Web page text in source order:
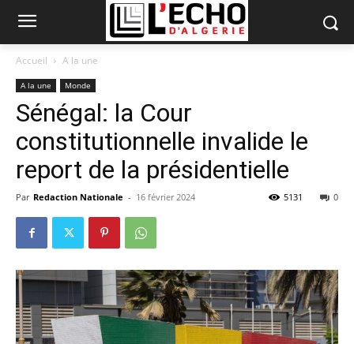
Accueil A la une
A la une Monde
Sénégal: la Cour
constitutionnelle invalide le
report de la présidentielle
Par Redaction Nationale - 16 février 2024 0
5131